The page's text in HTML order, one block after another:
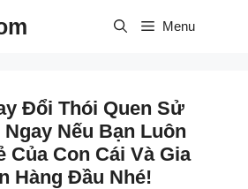
Menu
Đổi Thói Quen Sử
Nếu Bạn Luôn
Con Cái Và Gia
Hàng Đầu Nhé!